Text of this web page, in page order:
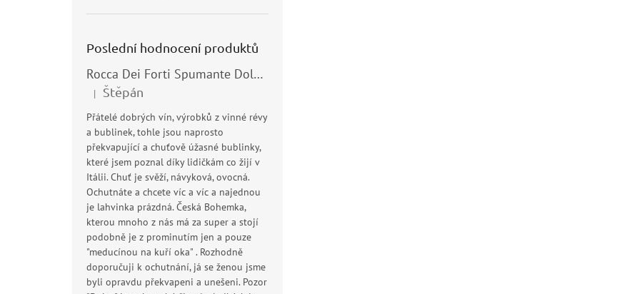
Poslední hodnocení produktů
Rocca Dei Forti Spumante Dolce 11,5% 0,75l
Hodnocení produktu je 5 z 5 hvězdiček.
| Štěpán
Přátelé dobrých vín, výrobků z vinné révy
a bublinek, tohle jsou naprosto
překvapující a chuťově úžasné bublinky,
které jsem poznal díky lidičkám co žijí v
Itálii. Chuť je svěží, návyková, ovocná.
Ochutnáte a chcete víc a víc a najednou
je lahvinka prázdná. Česká Bohemka,
kterou mnoho z nás má za super a stojí
podobně je z prominutím jen a pouze
"meducínou na kuří oka" . Rozhodně
doporučuji k ochutnání, já se ženou jsme
byli opravdu překvapeni a unešeni. Pozor